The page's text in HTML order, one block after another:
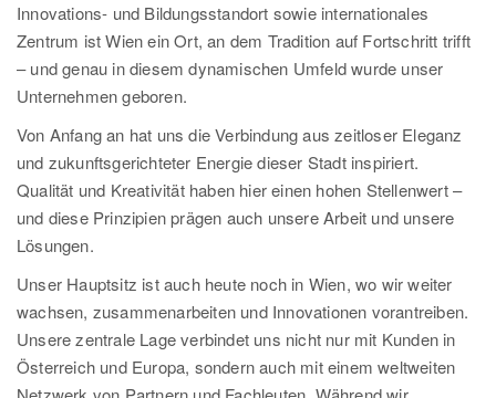
Innovations- und Bildungsstandort sowie internationales
Zentrum ist Wien ein Ort, an dem Tradition auf Fortschritt trifft
– und genau in diesem dynamischen Umfeld wurde unser
Unternehmen geboren.
Von Anfang an hat uns die Verbindung aus zeitloser Eleganz
und zukunftsgerichteter Energie dieser Stadt inspiriert.
Qualität und Kreativität haben hier einen hohen Stellenwert –
und diese Prinzipien prägen auch unsere Arbeit und unsere
Lösungen.
Unser Hauptsitz ist auch heute noch in Wien, wo wir weiter
wachsen, zusammenarbeiten und Innovationen vorantreiben.
Unsere zentrale Lage verbindet uns nicht nur mit Kunden in
Österreich und Europa, sondern auch mit einem weltweiten